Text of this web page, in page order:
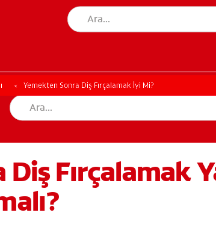
Yemekten Sonra Diş Fırçalamak İyi Mi?
Fırçalamak